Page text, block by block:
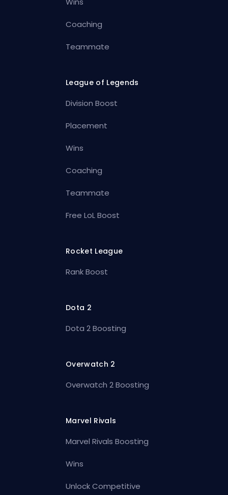
Coaching
Teammate
League of Legends
Division Boost
Placement
Wins
Coaching
Teammate
Free LoL Boost
Rocket League
Rank Boost
Dota 2
Dota 2 Boosting
Overwatch 2
Overwatch 2 Boosting
Marvel Rivals
Marvel Rivals Boosting
Wins
Unlock Competitive